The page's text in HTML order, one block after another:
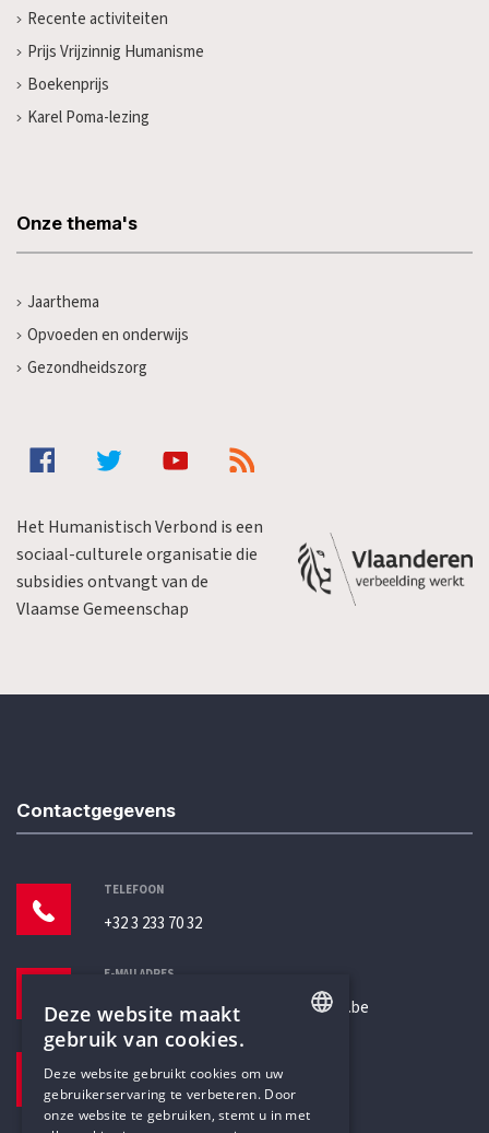
Recente activiteiten
Prijs Vrijzinnig Humanisme
Boekenprijs
Karel Poma-lezing
Onze thema's
Jaarthema
Opvoeden en onderwijs
Gezondheidszorg
Het Humanistisch Verbond is een
sociaal-culturele organisatie die
subsidies ontvangt van de
Vlaamse Gemeenschap
Contactgegevens
TELEFOON
+32 3 233 70 32
E-MAILADRES
secretariaat@humanistischverbond.be
Pottenbrug 4
Antwerpen, 2000
DUTCH
Deze website maakt
gebruik van cookies.
Deze website gebruikt cookies om uw
gebruikerservaring te verbeteren. Door
onze website te gebruiken, stemt u in met